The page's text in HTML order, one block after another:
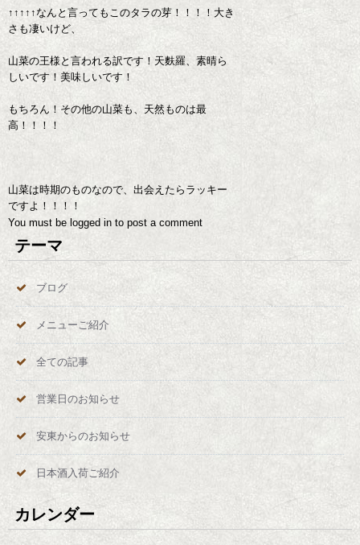
↑↑↑↑↑なんと言ってもこのタラの芽！！！！大き
さも凄いけど、
山菜の王様と言われる訳です！天麩羅、素晴ら
しいです！美味しいです！
もちろん！その他の山菜も、天然ものは最
高！！！！
山菜は時期のものなので、出会えたらラッキー
ですよ！！！！
You must be logged in to post a comment
テーマ
ブログ
メニューご紹介
全ての記事
営業日のお知らせ
安東からのお知らせ
日本酒入荷ご紹介
カレンダー